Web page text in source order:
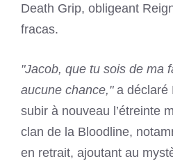
Death Grip, obligeant
fracas.
"Jacob, que tu sois de ma
aucune chance,"a déclaré
subir à nouveau l’étreinte
clan de la Bloodline,
en retrait, ajoutant au